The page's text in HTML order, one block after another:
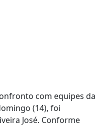
com equipes da
(14), foi
José. Conforme